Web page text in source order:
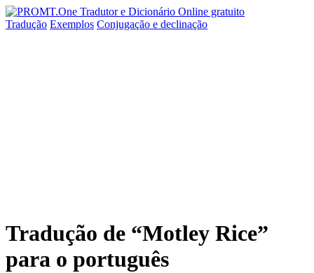
Tradução Exemplos Conjugação e declinação
Tradução de “Motley Rice”
para o português